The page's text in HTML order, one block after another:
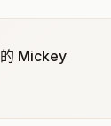
Mickey